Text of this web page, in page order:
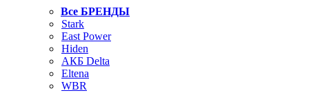
Все БРЕНДЫ
Stark
East Power
Hiden
АКБ Delta
Eltena
WBR